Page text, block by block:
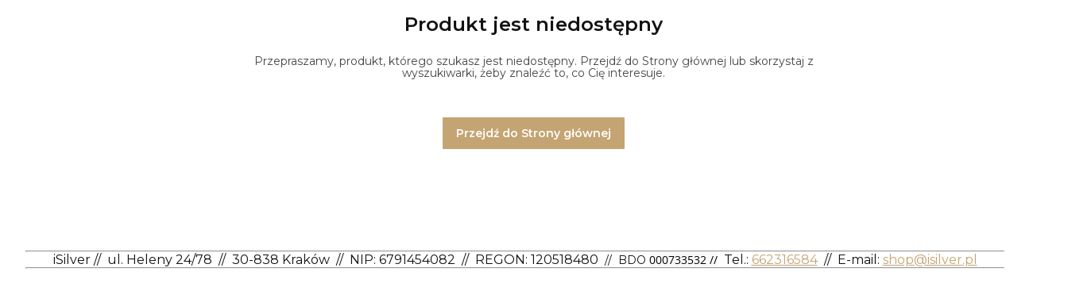
Produkt jest niedostępny
Przepraszamy, produkt, którego szukasz jest niedostępny. Przejdź do Strony głównej lub skorzystaj z
wyszukiwarki, żeby znaleźć to, co Cię interesuje.
Przejdź do Strony głównej
iSilver// ul. Heleny 24/78 // 30-838 Kraków// NIP: 6791454082 // REGON: 120518480 // BDO 000733532 // Tel.: 662316584 // E-mail: shop@isilver.pl